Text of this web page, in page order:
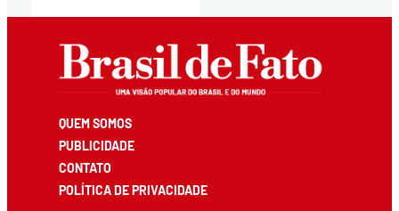
QUEM SOMOS
PUBLICIDADE
CONTATO
POLÍTICA DE PRIVACIDADE